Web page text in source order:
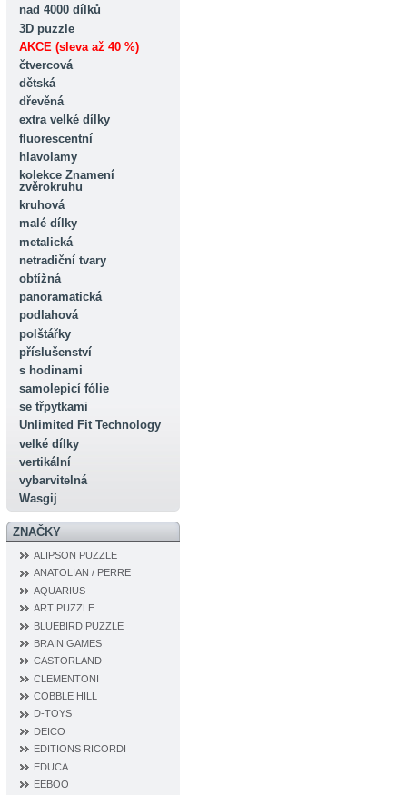
nad 4000 dílků
3D puzzle
AKCE (sleva až 40 %)
čtvercová
dětská
dřevěná
extra velké dílky
fluorescentní
hlavolamy
kolekce Znamení
zvěrokruhu
kruhová
malé dílky
metalická
netradiční tvary
obtížná
panoramatická
podlahová
polštářky
příslušenství
s hodinami
samolepicí fólie
se třpytkami
Unlimited Fit Technology
velké dílky
vertikální
vybarvitelná
Wasgij
ZNAČKY
ALIPSON PUZZLE
ANATOLIAN / PERRE
AQUARIUS
ART PUZZLE
BLUEBIRD PUZZLE
BRAIN GAMES
CASTORLAND
CLEMENTONI
COBBLE HILL
D‐TOYS
DEICO
EDITIONS RICORDI
EDUCA
EEBOO